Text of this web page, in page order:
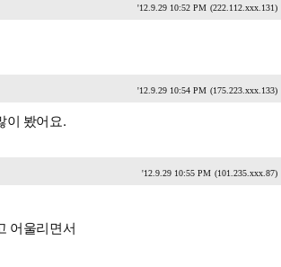
'12.9.29 10:52 PM (222.112.xxx.131)
'12.9.29 10:54 PM (175.223.xxx.133)
이 봤어요.
'12.9.29 10:55 PM (101.235.xxx.87)
어울리면서